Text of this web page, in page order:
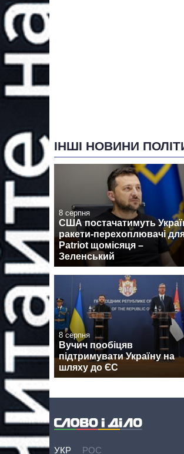
ІНШІ НОВИНИ
8 серпня
США постачатимуть
ракети-перехоплювачі
Patriot щомісяця –
Зеленський
8 серпня
Вучич пообіцяв
підтримувати Україну на
шляху до ЄС
УКР РОС